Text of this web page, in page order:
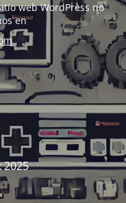
web WordPress no
en
2025